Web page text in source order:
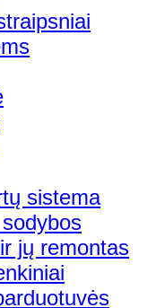
sistema
jų remontas